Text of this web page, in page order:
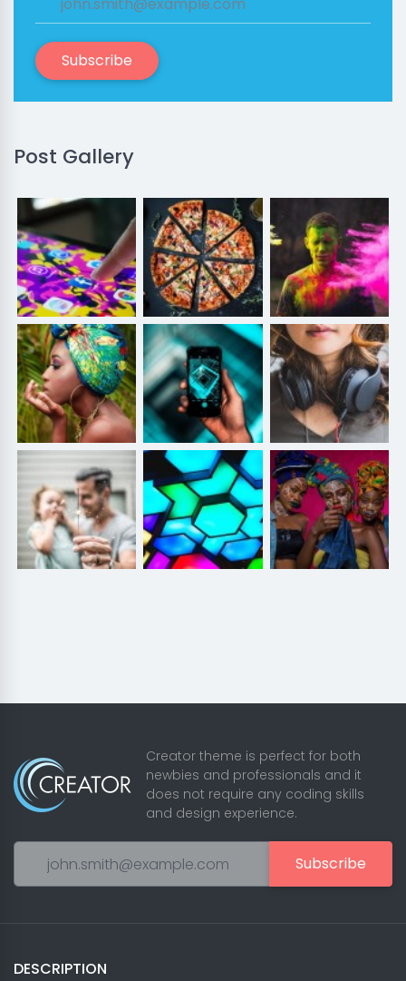
Subscribe
Post Gallery
Creator theme is perfect for both
newbies and professionals and it
does not require any coding skills
and design experience.
Subscribe
DESCRIPTION